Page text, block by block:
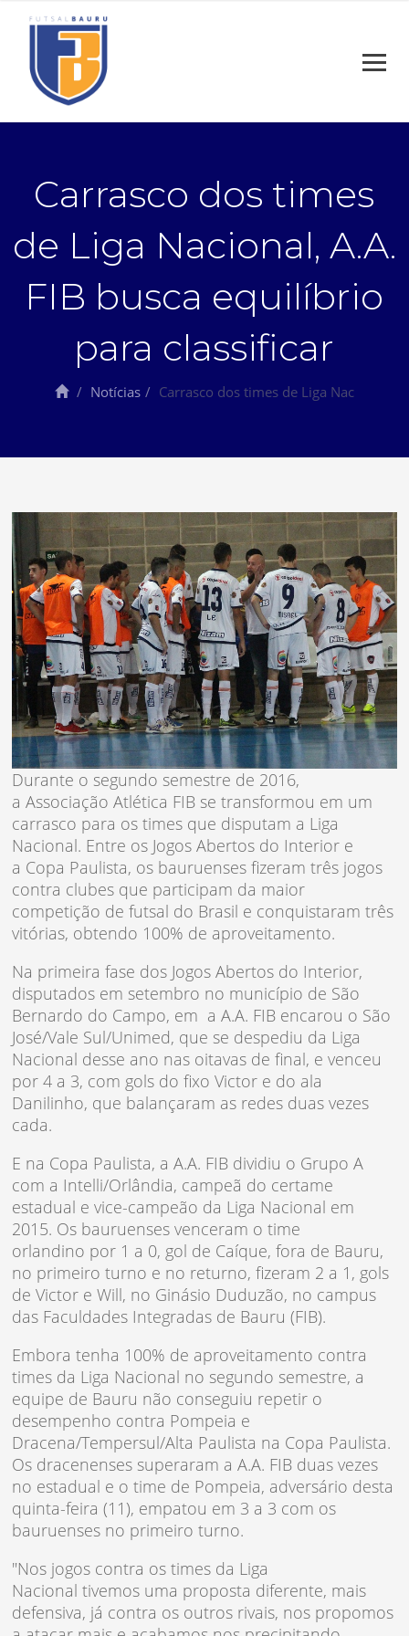
Carrasco dos times
de Liga Nacional, A.A.
FIB busca equilíbrio
para classificar
Notícias Carrasco dos times de Liga Nac
Durante o segundo semestre de 2016,
a Associação Atlética FIB se transformou em um
carrasco para os times que disputam a Liga
Nacional. Entre os Jogos Abertos do Interior e
a Copa Paulista, os bauruenses fizeram três jogos
contra clubes que participam da maior
competição de futsal do Brasil e conquistaram três
vitórias, obtendo 100% de aproveitamento.
Na primeira fase dos Jogos Abertos do Interior,
disputados em setembro no município de São
Bernardo do Campo, em a A.A. FIB encarou o São
José/Vale Sul/Unimed, que se despediu da Liga
Nacional desse ano nas oitavas de final, e venceu
por 4 a 3, com gols do fixo Victor e do ala
Danilinho, que balançaram as redes duas vezes
cada.
E na Copa Paulista, a A.A. FIB dividiu o Grupo A
com a Intelli/Orlândia, campeã do certame
estadual e vice-campeão da Liga Nacional em
2015. Os bauruensesvenceram otime
orlandino por 1 a 0, gol de Caíque, fora de Bauru,
no primeiro turno e no returno,fizeram 2 a 1, gols
de Victor e Will, no Ginásio Duduzão, no campus
das Faculdades Integradas de Bauru (FIB).
Embora tenha 100% de aproveitamento contra
times da Liga Nacional no segundo semestre, a
equipe de Bauru não conseguiu repetir o
desempenho contra Pompeia e
Dracena/Tempersul/Alta Paulista na Copa Paulista.
Os dracenenses superaram a A.A. FIB duas vezes
no estadual e o time de Pompeia, adversário desta
quinta-feira (11), empatou em 3 a 3 com os
bauruenses no primeiro turno.
"Nos jogos contra os times da Liga
Nacional tivemos uma proposta diferente, mais
defensiva, já contra os outros rivais, nos propomos